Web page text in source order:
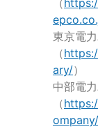
（
東京電
（
ary/）
中部電
（